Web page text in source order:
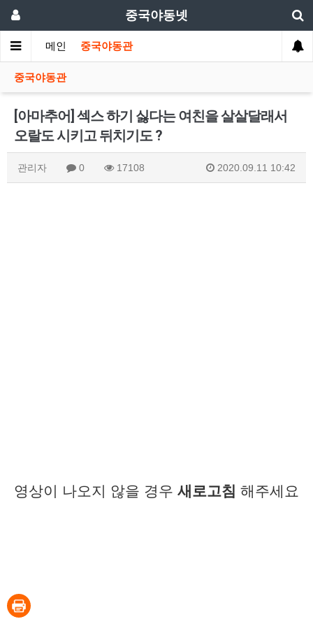
중국야동넷
메인 중국야동관
중국야동관
[아마추어] 섹스 하기 싫다는 여친을 살살달래서
오랄도 시키고 뒤치기도 ?
관리자 0 17108 2020.09.11 10:42
영상이 나오지 않을 경우 새로고침 해주세요